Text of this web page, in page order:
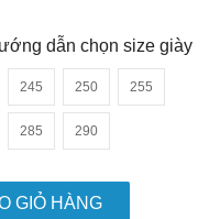
245 250 255
285 290
dẫn chọn size giày
GIỎ HÀNG